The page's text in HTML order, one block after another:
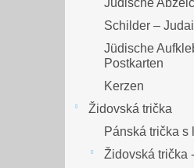
Schilder –
Jüdische
Postkarten
Kerzen
Židovská trička
Pánská trička s
Židovská trička